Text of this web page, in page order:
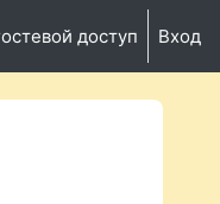
доступ Вход